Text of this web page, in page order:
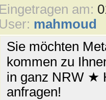
Eingetragen am:
User: mahmoud
Sie möchten
kommen zu
in ganz NRW ★
anfragen!